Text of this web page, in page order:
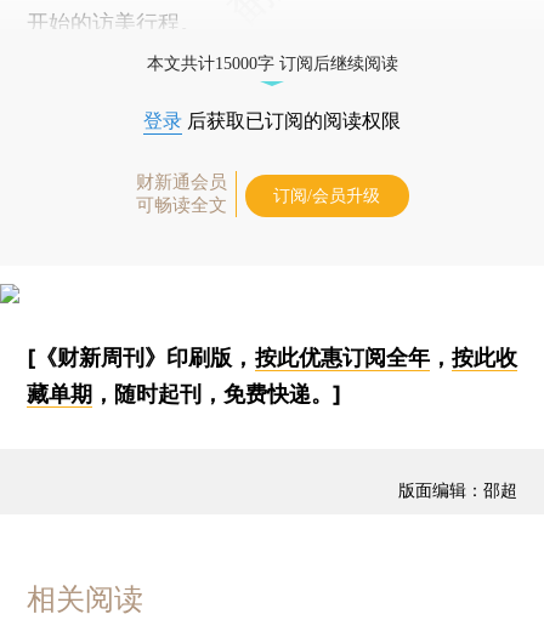
开始的访美行程。
本文共计15000字 订阅后继续阅读
登录 后获取已订阅的阅读权限
财新通会员
可畅读全文
订阅/会员升级
[《财新周刊》印刷版， 按此优惠订阅全年， 按此收
藏单期 ，随时起刊，免费快递。]
版面编辑：邵超
相关阅读